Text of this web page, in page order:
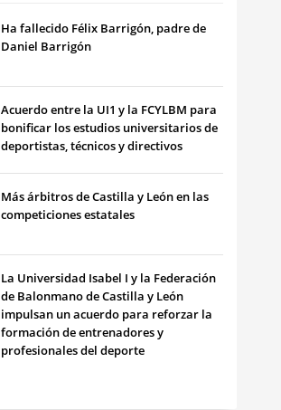
Ha fallecido Félix Barrigón, padre de
Daniel Barrigón
Acuerdo entre la UI1 y la FCYLBM para
bonificar los estudios universitarios de
deportistas, técnicos y directivos
Más árbitros de Castilla y León en las
competiciones estatales
La Universidad Isabel I y la Federación
de Balonmano de Castilla y León
impulsan un acuerdo para reforzar la
formación de entrenadores y
profesionales del deporte